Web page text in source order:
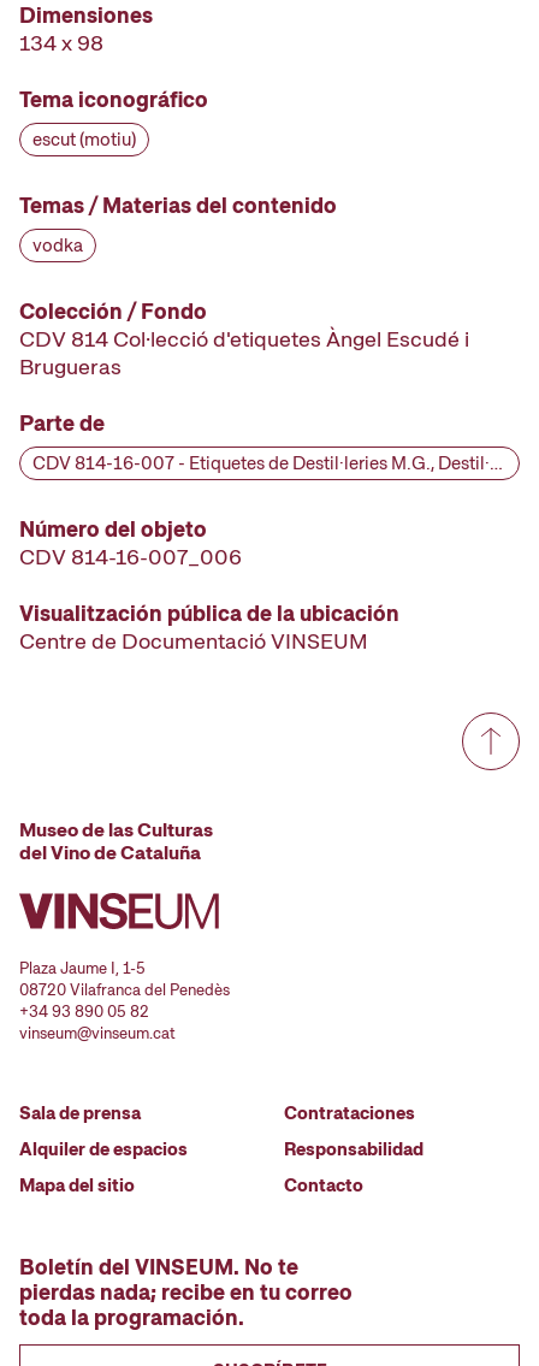
Dimensiones
134 x 98
Tema iconográfico
escut (motiu)
Temas / Materias del contenido
vodka
Colección / Fondo
CDV 814 Col·lecció d'etiquetes Àngel Escudé i
Brugueras
Parte de
CDV 814-16-007 - Etiquetes de Destil·leries M.G., Destil·leries M.G., segle XX
Número del objeto
CDV 814-16-007_006
Visualitzación pública de la ubicación
Centre de Documentació VINSEUM
Museo de las Culturas
del Vino de Cataluña
Plaza Jaume I, 1-5
08720 Vilafranca del Penedès
+34 93 890 05 82
vinseum@vinseum.cat
Sala de prensa
Alquiler de espacios
Mapa del sitio
Contrataciones
Responsabilidad
Contacto
Boletín del VINSEUM. No te
pierdas nada; recibe en tu correo
toda la programación.